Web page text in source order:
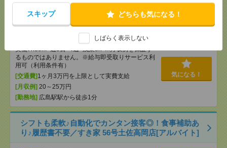
スキップ どちらも気になる！
しばらく表示しない
時給1400円 月収例 21万円 時給1400円×
実働7h30m×週5日×4週+残業5h ※月収例を保証す
るものではありません。※給与即受取りサービス利
用可（利用条件有）
[交通費]1ヶ月3万円を上限として実費支給
[月収例] 20～25万円
[勤務地] 広島駅駅から徒歩1分
気になる！
シフトも柔軟♪自動化でカンタン接客◎！食事補助あ
り♪履歴書不要／すき家 56号土佐高岡店[アルバイト]